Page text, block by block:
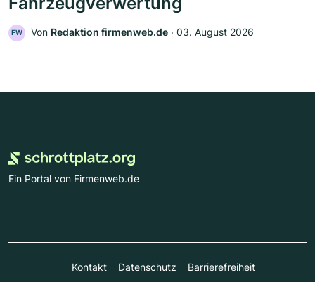
FW Von Redaktion firmenweb.de ‧ 03. August 2026
Ein Portal von Firmenweb.de
Kontakt Datenschutz
Barrierefreiheit